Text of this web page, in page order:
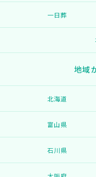
一日葬
地域
北海道
富山県
石川県